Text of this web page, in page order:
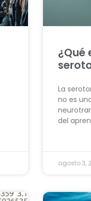
¿Qué
La
no es
del
agosto 3,